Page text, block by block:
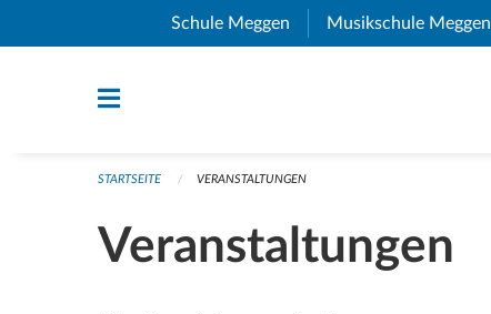
Navigation überspringen
Schule Meggen (External Link)
Musikschule Meggen
STARTSEITE VERANSTALTUNGEN
Veranstaltungen